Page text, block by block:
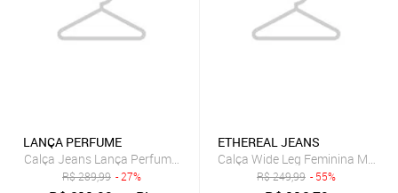
LANÇA PERFUME
Calça Jeans Lança Perfume Mom Luna Azul
R$289,99 - 27%
ETHEREAL JEANS
Calça Wide Leg Feminina MYS
R$249,99 - 55%